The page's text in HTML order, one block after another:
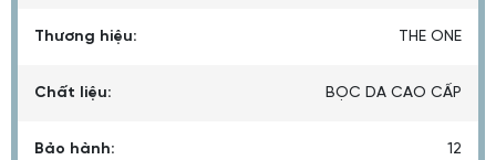
Thương hiệu: THE ONE
Chất liệu: BỌC DA CAO CẤP
Bảo hành: 12